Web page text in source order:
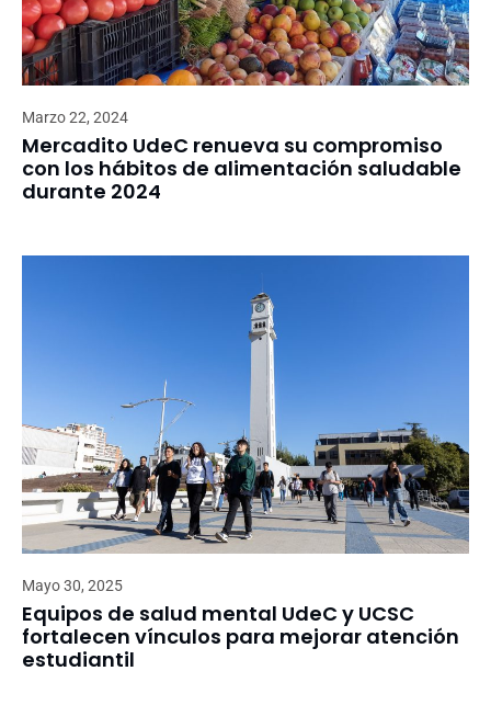
Marzo 22, 2024
Mercadito UdeC renueva su compromiso
con los hábitos de alimentación saludable
durante 2024
Mayo 30, 2025
Equipos de salud mental UdeC y UCSC
fortalecen vínculos para mejorar atención
estudiantil